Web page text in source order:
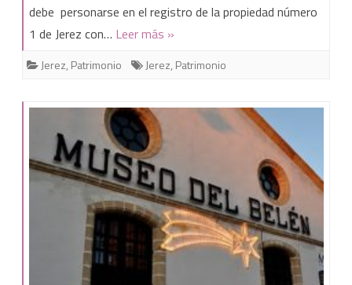
a
la
alcaldesa
debe personarse en el registro de la propiedad número
1 de Jerez con… Leer más »
Jerez, Patrimonio Jerez, Patrimonio